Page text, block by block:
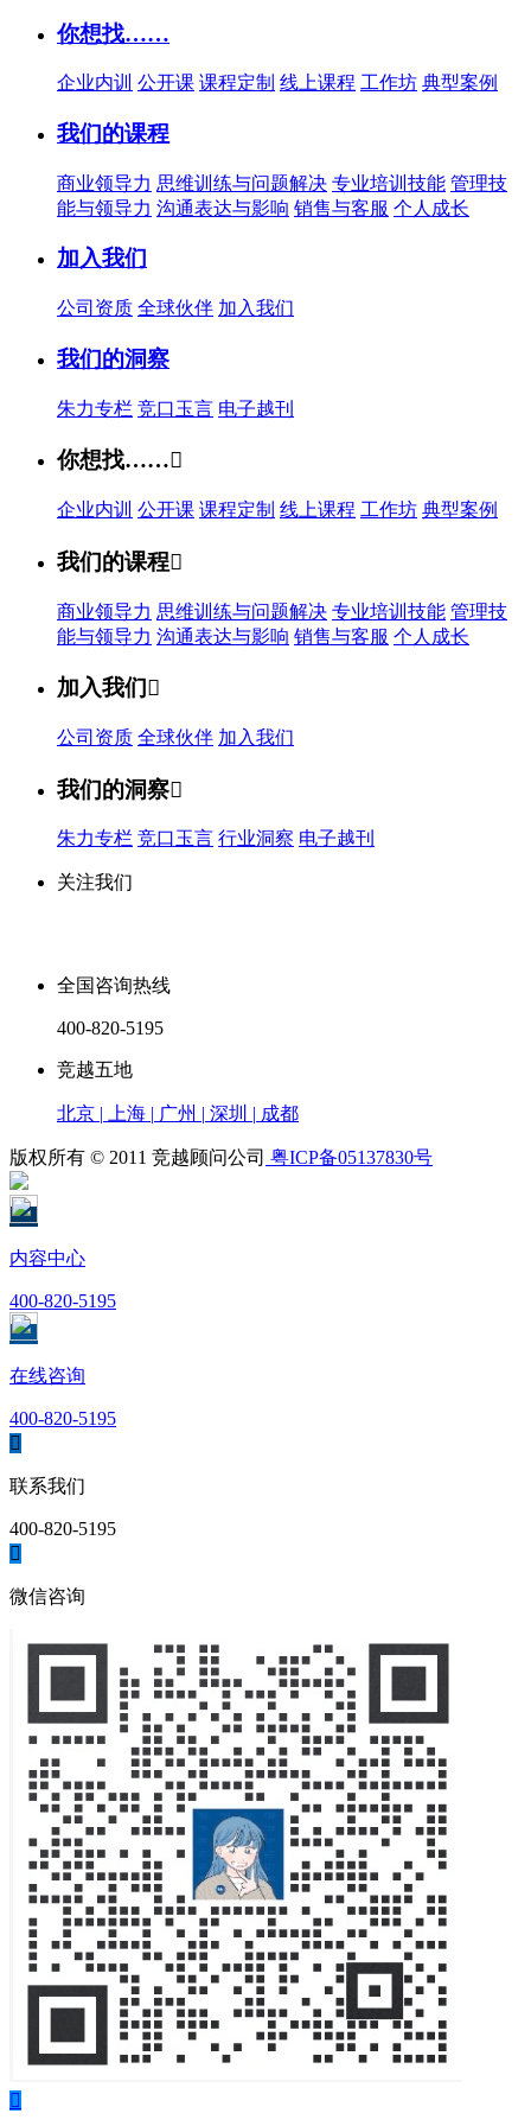
你想找……
企业内训 公开课 课程定制 线上课程 工作坊 典型案例
我们的课程
商业领导力 思维训练与问题解决 专业培训技能 管理技
能与领导力 沟通表达与影响 销售与客服 个人成长
加入我们
公司资质 全球伙伴 加入我们
我们的洞察
朱力专栏 竞口玉言 电子越刊
你想找……
企业内训 公开课 课程定制 线上课程 工作坊 典型案例
我们的课程
商业领导力 思维训练与问题解决 专业培训技能 管理技
能与领导力 沟通表达与影响 销售与客服 个人成长
加入我们
公司资质 全球伙伴 加入我们
我们的洞察
朱力专栏 竞口玉言 行业洞察 电子越刊
关注我们
全国咨询热线
400-820-5195
竞越五地
北京 | 上海 | 广州 | 深圳 | 成都
版权所有 © 2011 竞越顾问公司 粤ICP备05137830号
内容中心
400-820-5195
在线咨询
400-820-5195

联系我们
400-820-5195

微信咨询
